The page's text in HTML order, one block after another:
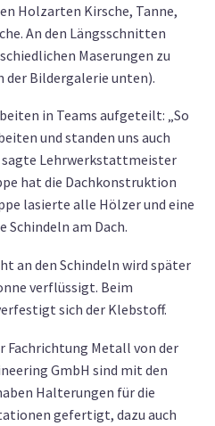
Holzarten Kirsche, Tanne,
An den Längsschnitten
Maserungen zu
der Bildergalerie unten).
in Teams aufgeteilt: „So
und standen uns auch
sagte Lehrwerkstattmeister
hat die Dachkonstruktion
lasierte alle Hölzer und eine
am Dach.
an den Schindeln wird später
verflüssigt. Beim
sich der Klebstoff.
Fachrichtung Metall von der
GmbH sind mit den
Halterungen für die
gefertigt, dazu auch